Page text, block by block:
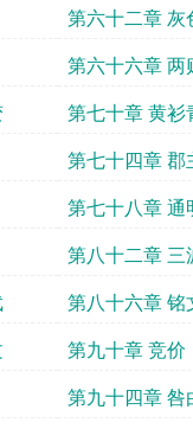
第六十二章 灰
第六十六章 两
第七十章 黄衫
第七十四章 郡
第七十八章 通
第八十二章 三
第八十六章 铭
第九十章 竞价
第九十四章 咎